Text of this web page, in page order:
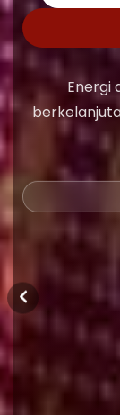
Energi